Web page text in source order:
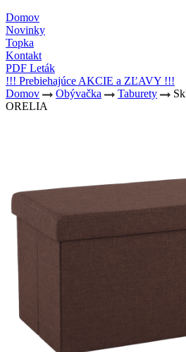
Domov
Novinky
Topka
Kontakt
PDF Leták
!!! Prebiehajúce AKCIE a ZĽAVY !!!
Domov
Obývačka Taburety
ORELIA